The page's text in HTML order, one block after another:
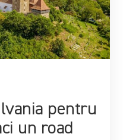
pentru
un road